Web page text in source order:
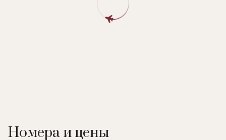
Номера и цены